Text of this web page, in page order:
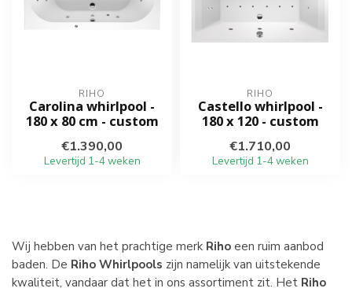
RIHO
Carolina whirlpool -
180 x 80 cm - custom
€1.390,00
Levertijd 1-4 weken
RIHO
Castello whirlpool -
180 x 120 - custom
€1.710,00
Levertijd 1-4 weken
Wij hebben van het prachtige merk Riho een ruim aanbod
baden. De Riho Whirlpools zijn namelijk van uitstekende
kwaliteit, vandaar dat het in ons assortiment zit. Het Riho